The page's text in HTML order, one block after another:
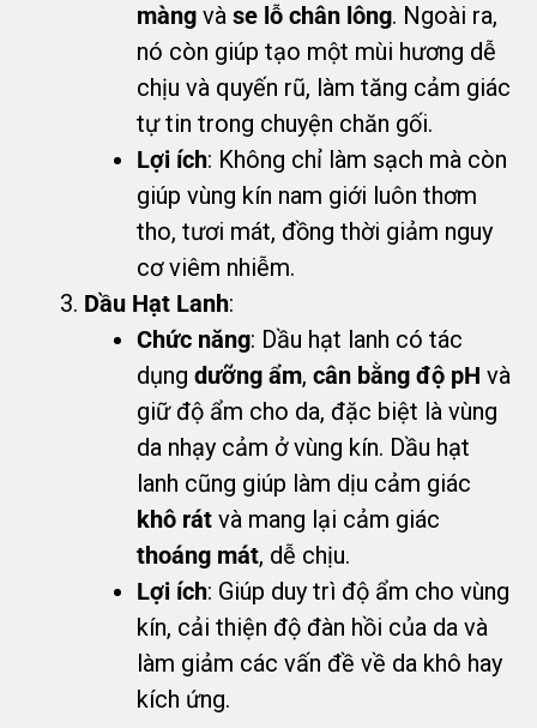
màng và se lỗ chân lông. Ngoài ra,
nó còn giúp tạo một mùi hương dễ
chịu và quyến rũ, làm tăng cảm giác
tự tin trong chuyện chăn gối.
Lợi ích: Không chỉ làm sạch mà còn
giúp vùng kín nam giới luôn thơm
tho, tươi mát, đồng thời giảm nguy
cơ viêm nhiễm.
Dầu Hạt Lanh:
Chức năng: Dầu hạt lanh có tác
dụng dưỡng ẩm, cân bằng độ pH và
giữ độ ẩm cho da, đặc biệt là vùng
da nhạy cảm ở vùng kín. Dầu hạt
lanh cũng giúp làm dịu cảm giác
khô rát và mang lại cảm giác
thoáng mát, dễ chịu.
Lợi ích: Giúp duy trì độ ẩm cho vùng
kín, cải thiện độ đàn hồi của da và
làm giảm các vấn đề về da khô hay
kích ứng.